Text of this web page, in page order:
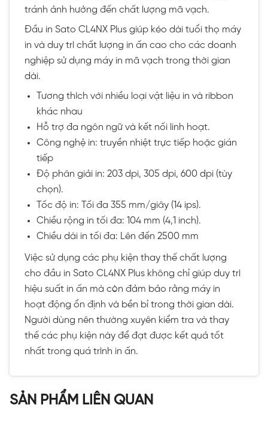
tránh ảnh hưởng đến chất lượng mã vạch.
Đầu in Sato CL4NX Plus giúp kéo dài tuổi thọ máy
in và duy trì chất lượng in ấn cao cho các doanh
nghiệp sử dụng máy in mã vạch trong thời gian
dài.
Tương thích với nhiều loại vật liệu in và ribbon
khác nhau
Hỗ trợ đa ngôn ngữ và kết nối linh hoạt.
Công nghệ in: truyền nhiệt trực tiếp hoặc gián
tiếp
Độ phân giải in: 203 dpi, 305 dpi, 600 dpi (tùy
chọn).
Tốc độ in: Tối đa 355 mm/giây (14 ips).
Chiều rộng in tối đa: 104 mm (4,1 inch).
Chiều dài in tối đa: Lên đến 2500 mm
Việc sử dụng các phụ kiện thay thế chất lượng
cho đầu in Sato CL4NX Plus không chỉ giúp duy trì
hiệu suất in ấn mà còn đảm bảo rằng máy in
hoạt động ổn định và bền bỉ trong thời gian dài.
Người dùng nên thường xuyên kiểm tra và thay
thế các phụ kiện này để đạt được kết quả tốt
nhất trong quá trình in ấn.
SẢN PHẨM LIÊN QUAN